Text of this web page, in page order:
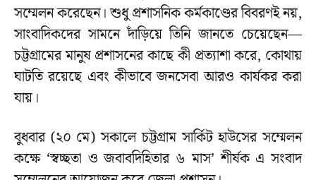
সম্মেলন করেছেন। শুধু প্রশাসনিক কর্মকাণ্ডের বিবরণই নয়,
সাংবাদিকদের সামনে দাঁড়িয়ে তিনি জানতে চেয়েছেন—
চট্টগ্রামের মানুষ প্রশাসনের কাছে কী প্রত্যাশা করে, কোথায়
ঘাটতি রয়েছে এবং কীভাবে জনসেবা আরও কার্যকর করা
যায়।
বুধবার (২০ মে) সকালে চট্টগ্রাম সার্কিট হাউসের সম্মেলন
কক্ষে ‘স্বচ্ছতা ও জবাবদিহিতার ৬ মাস’ শীর্ষক এ সংবাদ